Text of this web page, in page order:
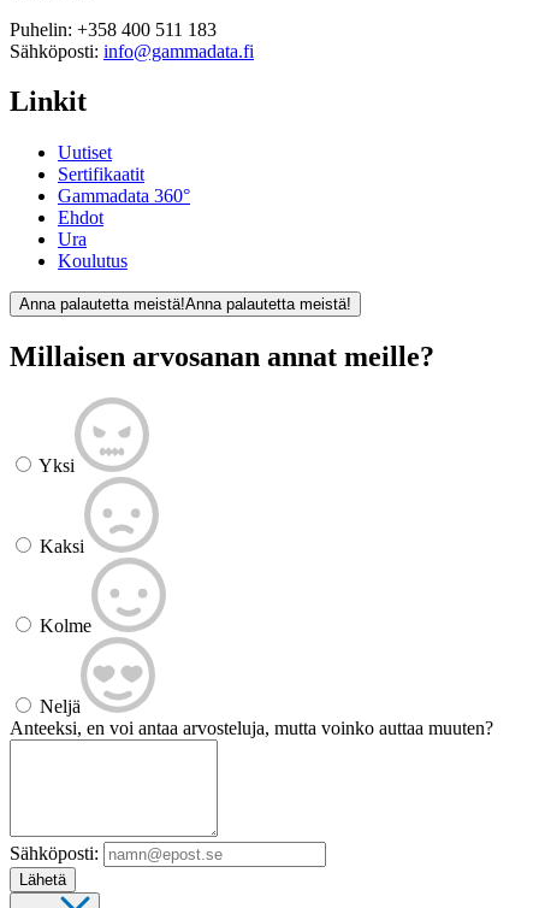
Puhelin: +358 400 511 183
Sähköposti: info@gammadata.fi
Linkit
Uutiset
Sertifikaatit
Gammadata 360°
Ehdot
Ura
Koulutus
Anna palautetta meistä!Anna palautetta meistä!
Millaisen arvosanan annat meille?
Yksi
Kaksi
Kolme
Neljä
Anteeksi, en voi antaa arvosteluja, mutta voinko auttaa muuten?
Sähköposti:
Lähetä